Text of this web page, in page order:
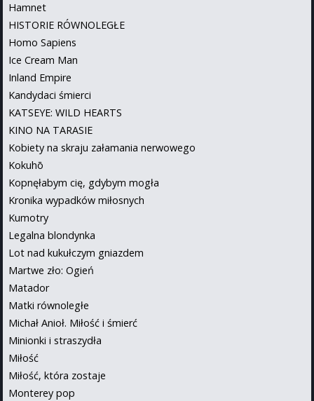
Hamnet
HISTORIE RÓWNOLEGŁE
Homo Sapiens
Ice Cream Man
Inland Empire
Kandydaci śmierci
KATSEYE: WILD HEARTS
KINO NA TARASIE
Kobiety na skraju załamania nerwowego
Kokuhō
Kopnęłabym cię, gdybym mogła
Kronika wypadków miłosnych
Kumotry
Legalna blondynka
Lot nad kukułczym gniazdem
Martwe zło: Ogień
Matador
Matki równoległe
Michał Anioł. Miłość i śmierć
Minionki i straszydła
Miłość
Miłość, która zostaje
Monterey pop